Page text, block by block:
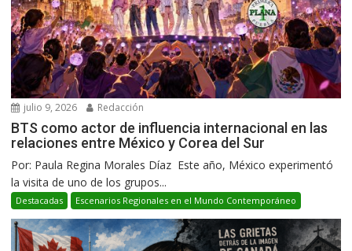
julio 9, 2026 Redacción
BTS como actor de influencia internacional en las
relaciones entre México y Corea del Sur
Por: Paula Regina Morales Díaz Este año, México experimentó
la visita de uno de los grupos...
Destacadas Escenarios Regionales en el Mundo Contemporáneo